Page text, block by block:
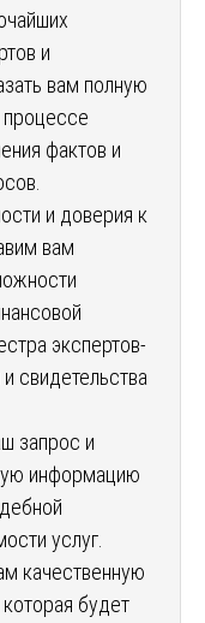
и
вам полную
фактов и
и доверия к
вам
экспертов-
свидетельства
запрос и
информацию
услуг.
качественную
будет